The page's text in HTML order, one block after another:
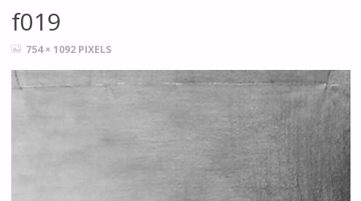
f019
FULL754 × 1092 PIXELS